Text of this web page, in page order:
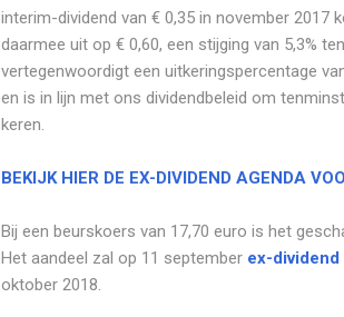
interim-dividend van € 0,35 in november 2017
daarmee uit op € 0,60, een stijging van 5,3%
vertegenwoordigt een uitkeringspercentage
en is in lijn met ons dividendbeleid om
keren.
BEKIJK HIER DE EX-DIVIDEND AGENDA
Bij een beurskoers van 17,70 euro is het
Het aandeel zal op 11 september ex-dividend
oktober 2018.